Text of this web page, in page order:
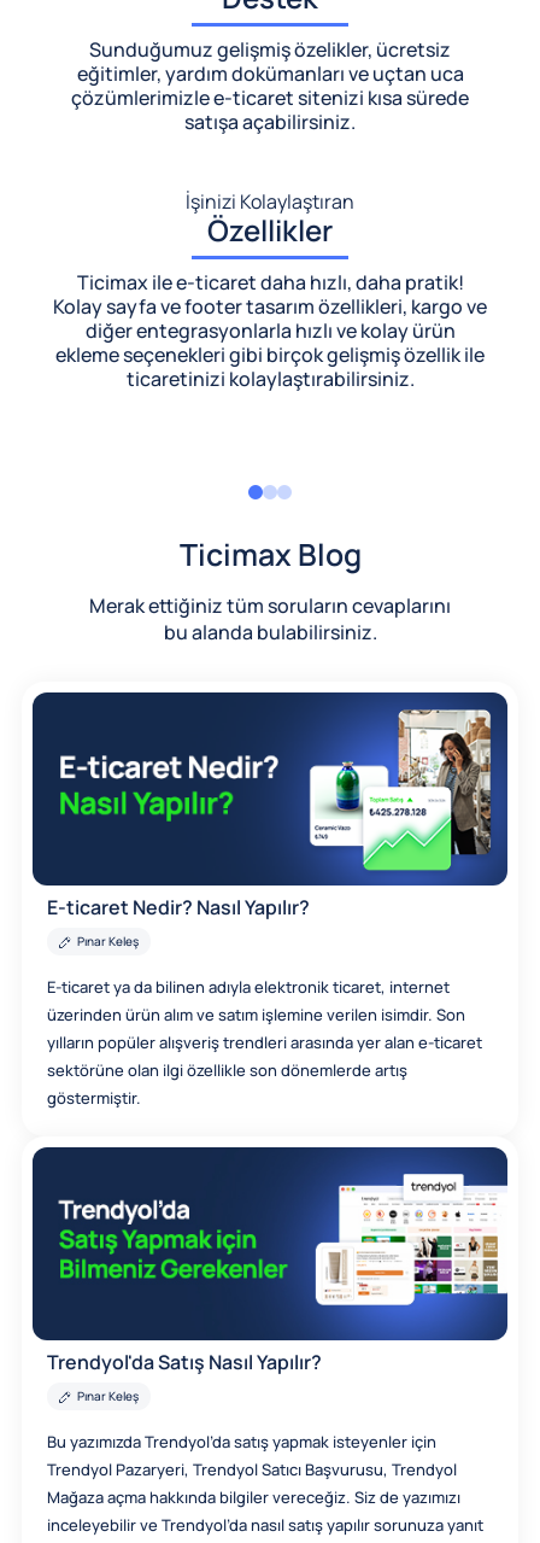
Sunduğumuz gelişmiş özelikler, ücretsiz
eğitimler, yardım dokümanları ve uçtan uca
çözümlerimizlee-ticaret sitenizi kısa sürede
satışa açabilirsiniz.
İşinizi Kolaylaştıran
Özellikler
Ticimax ile e-ticaret daha hızlı, daha pratik!
Kolay sayfa ve footer tasarım özellikleri, kargo ve
diğer entegrasyonlarla hızlı ve kolay ürün
ekleme seçenekleri gibi birçok gelişmiş özellik ile
ticaretinizi kolaylaştırabilirsiniz.
Ticimax Blog
Merak ettiğiniz tüm soruların cevaplarını
bu alanda bulabilirsiniz.
E-ticaret Nedir? Nasıl Yapılır?
Pınar Keleş
E-ticaret ya da bilinen adıyla elektronik ticaret, internet
üzerinden ürün alım ve satım işlemine verilen isimdir. Son
yılların popüler alışveriş trendleri arasında yer alan e-ticaret
sektörüne olan ilgi özellikle son dönemlerde artış
göstermiştir.
Trendyol'da Satış Nasıl Yapılır?
Pınar Keleş
Bu yazımızda Trendyol’da satış yapmak isteyenler için
Trendyol Pazaryeri, Trendyol Satıcı Başvurusu, Trendyol
Mağaza açma hakkında bilgiler vereceğiz. Siz de yazımızı
inceleyebilir ve Trendyol’da nasıl satış yapılır sorunuza yanıt